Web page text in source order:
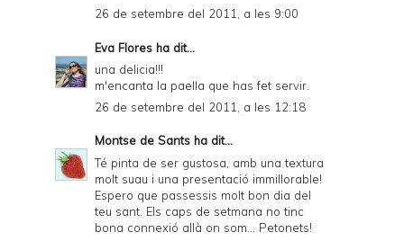
26 de setembre del 2011, a les 9:00
Eva Flores ha dit...
una delicia!!!
m'encanta la paella que has fet servir.
26 de setembre del 2011, a les 12:18
Montse de Sants ha dit...
Té pinta de ser gustosa, amb una textura
molt suau i una presentació immillorable!
Espero que passessis molt bon dia del
teu sant. Els caps de setmana no tinc
bona connexió allà on som... Petonets!